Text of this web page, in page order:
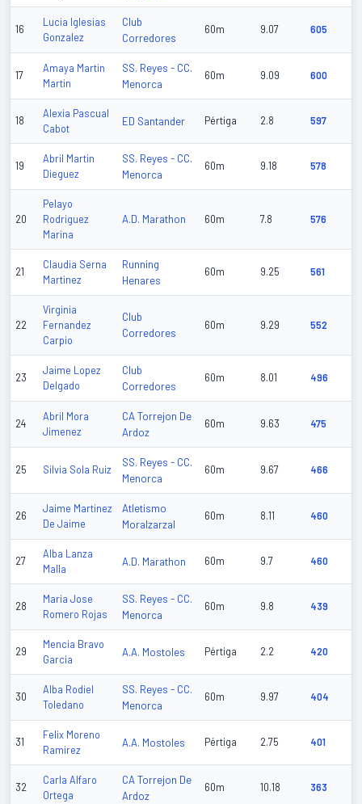
16
Lucia Iglesias
Gonzalez
Club
Corredores
60m 9.07 605
17
Amaya Martin
Martin
SS. Reyes - CC.
Menorca
60m 9.09 600
18
Alexia Pascual
Cabot
ED Santander Pértiga 2.8 597
19
Abril Martin
Dieguez
SS. Reyes - CC.
Menorca
60m 9.18 578
20
Pelayo
Rodriguez
Marina
A.D. Marathon 60m 7.8 576
21
Claudia Serna
Martinez
Running
Henares
60m 9.25 561
22
Virginia
Fernandez
Carpio
Club
Corredores
60m 9.29 552
23
Jaime Lopez
Delgado
Club
Corredores
60m 8.01 496
24
Abril Mora
Jimenez
CA Torrejon De
Ardoz
60m 9.63 475
25 Silvia Sola Ruiz
SS. Reyes - CC.
Menorca
60m 9.67 466
26
Jaime Martinez
De Jaime
Atletismo
Moralzarzal
60m 8.11 460
27
Alba Lanza
Malla
A.D. Marathon 60m 9.7 460
28
Maria Jose
Romero Rojas
SS. Reyes - CC.
Menorca
60m 9.8 439
29
Mencia Bravo
Garcia
A.A. Mostoles Pértiga 2.2 420
30
Alba Rodiel
Toledano
SS. Reyes - CC.
Menorca
60m 9.97 404
31
Felix Moreno
Ramirez
A.A. Mostoles Pértiga 2.75 401
32
Carla Alfaro
Ortega
CA Torrejon De
Ardoz
60m 10.18 363